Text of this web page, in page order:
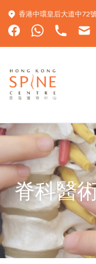
香港中環皇后大道中72
Hong Kong Spine
脊科醫